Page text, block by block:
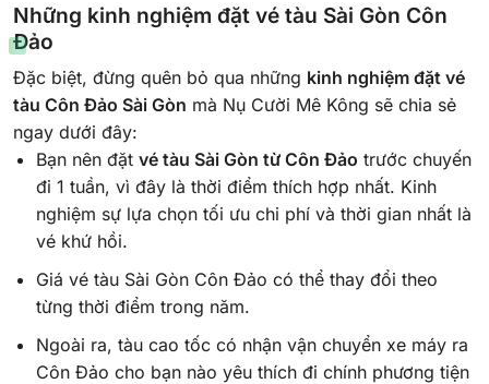
Những kinh nghiệm đặt vé tàu Sài Gòn Côn
Đảo
Đặc biệt, đừng quên bỏ qua những kinh nghiệm đặt vé
tàu Côn Đảo Sài Gòn mà Nụ Cười Mê Kông sẽ chia sẻ
ngay dưới đây:
Bạn nên đặt vé tàu Sài Gòn từ Côn Đảo trước chuyến
đi 1 tuần, vì đây là thời điểm thích hợp nhất. Kinh
nghiệm sự lựa chọn tối ưu chi phí và thời gian nhất là
vé khứ hồi.
Giá vé tàu Sài Gòn Côn Đảo có thể thay đổi theo
từng thời điểm trong năm.
Ngoài ra, tàu cao tốc có nhận vận chuyển xe máy ra
Côn Đảo cho bạn nào yêu thích đi chính phương tiện